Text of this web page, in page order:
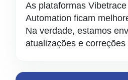
As plataformas
Automation ficam
Na verdade, estamos
atualizações e